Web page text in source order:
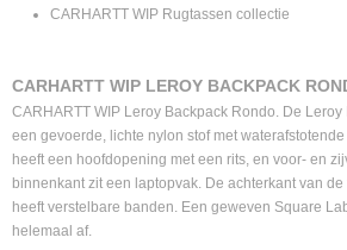
CARHARTT WIP Rugtassen collectie
CARHARTT WIP LEROY BACKPACK
CARHARTT WIP Leroy Backpack Rondo. De
een gevoerde, lichte nylon stof met
heeft een hoofdopening met een rits, en voor- en
binnenkant zit een laptopvak. De achterkant van
heeft verstelbare banden. Een geweven Square
helemaal af.